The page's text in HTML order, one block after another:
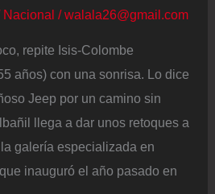
Nacional /walala26@gmail.com
repite Isis-Colombe
años) con una sonrisa. Lo dice
Jeep por un camino sin
llega a dar unos retoques a
galería especializada en
inauguró el año pasado en